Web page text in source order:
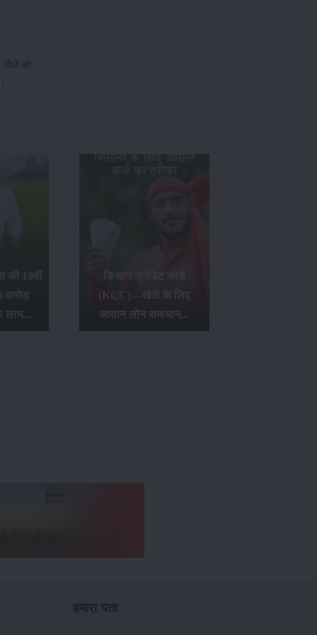
को
की 19वीं
करोड़
लाभ...
किसान क्रेडिट कार्ड
(KCC) – खेती के लिए
आसान लोन समाधान...